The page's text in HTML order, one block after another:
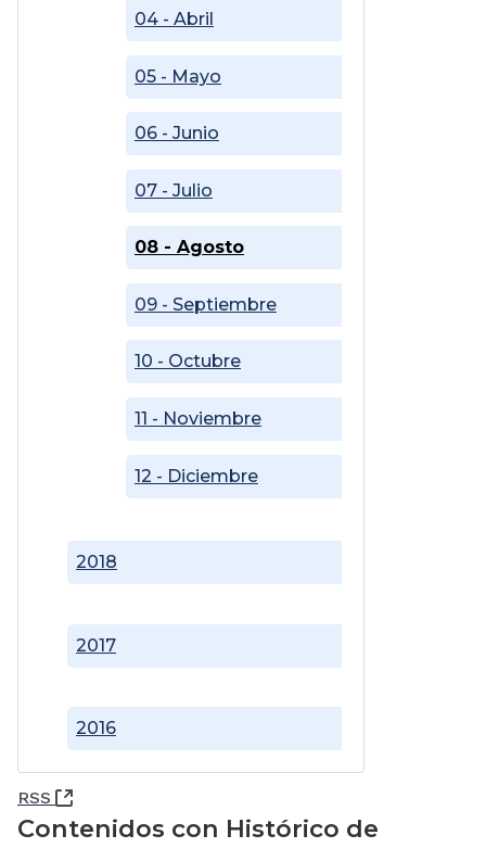
2016
2017
2018
04 - Abril
05 - Mayo
06 - Junio
07 - Julio
08 - Agosto
09 - Septiembre
10 - Octubre
11 - Noviembre
12 - Diciembre
RSS (Abre una nueva ventana)
Contenidos con Histórico de